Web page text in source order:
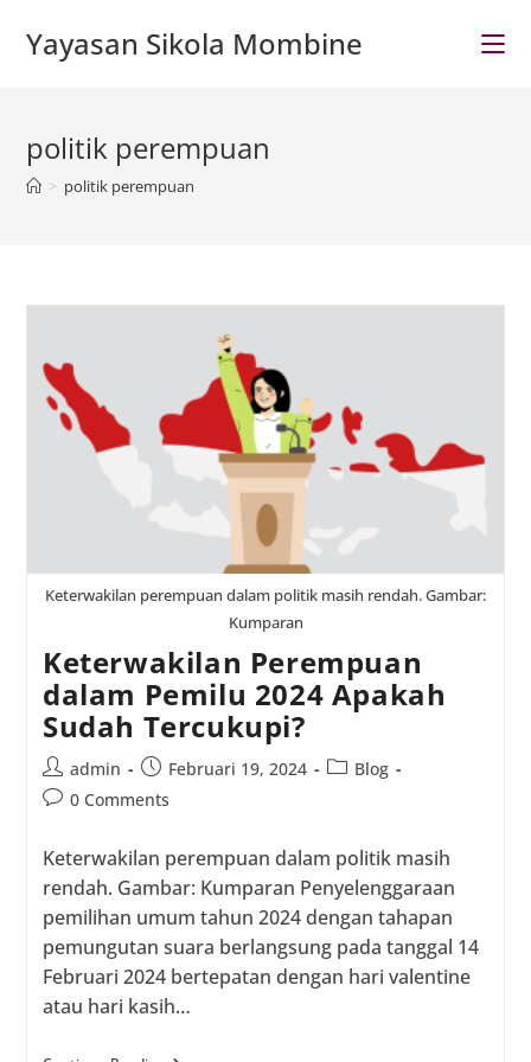
Yayasan Sikola Mombine
politik perempuan
> politik perempuan
Keterwakilan perempuan dalam politik masih rendah. Gambar:
Kumparan
Keterwakilan Perempuan
dalam Pemilu 2024 Apakah
Sudah Tercukupi?
Post
author:
admin
Post
published:
Februari 19, 2024
PostBlog
Post0 Comments
Keterwakilan perempuan dalam politik masih
rendah. Gambar: Kumparan Penyelenggaraan
pemilihan umum tahun 2024 dengan tahapan
pemungutan suara berlangsung pada tanggal 14
Februari 2024 bertepatan dengan hari valentine
atau hari kasih…